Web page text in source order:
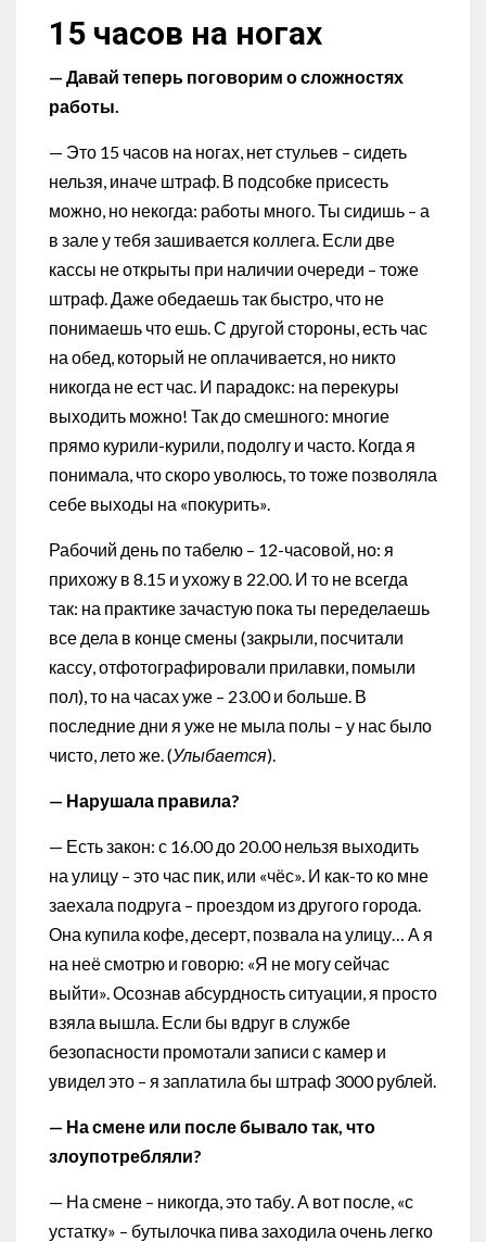
15 часов на ногах
— Давай теперь поговорим о сложностях
работы.
— Это 15 часов на ногах, нет стульев – сидеть
нельзя, иначе штраф. В подсобке присесть
можно, но некогда: работы много. Ты сидишь – а
в зале у тебя зашивается коллега. Если две
кассы не открыты при наличии очереди – тоже
штраф. Даже обедаешь так быстро, что не
понимаешь что ешь. С другой стороны, есть час
на обед, который не оплачивается, но никто
никогда не ест час. И парадокс: на перекуры
выходить можно! Так до смешного: многие
прямо курили-курили, подолгу и часто. Когда я
понимала, что скоро уволюсь, то тоже позволяла
себе выходы на «покурить».
Рабочий день по табелю – 12-часовой, но: я
прихожу в 8.15 и ухожу в 22.00. И то не всегда
так: на практике зачастую пока ты переделаешь
все дела в конце смены (закрыли, посчитали
кассу, отфотографировали прилавки, помыли
пол), то на часах уже – 23.00 и больше. В
последние дни я уже не мыла полы – у нас было
чисто, лето же. (Улыбается).
— Нарушала правила?
— Есть закон: с 16.00 до 20.00 нельзя выходить
на улицу – это час пик, или «чёс». И как-то ко мне
заехала подруга – проездом из другого города.
Она купила кофе, десерт, позвала на улицу… А я
на неё смотрю и говорю: «Я не могу сейчас
выйти». Осознав абсурдность ситуации, я просто
взяла вышла. Если бы вдруг в службе
безопасности промотали записи с камер и
увидел это – я заплатила бы штраф 3000 рублей.
— На смене или после бывало так, что
злоупотребляли?
— На смене – никогда, это табу. А вот после, «с
устатку» – бутылочка пива заходила очень легко